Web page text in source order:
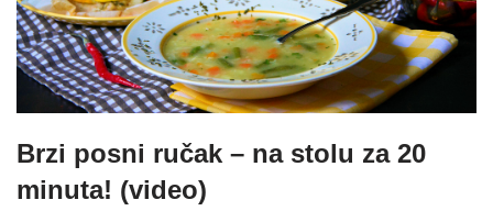
Brzi posni ručak – na stolu za 20
minuta! (video)